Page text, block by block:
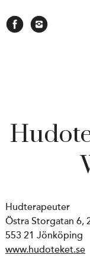
Hudterapeuter
Östra Storgatan 6,
553 21 Jönköping
www.hudoteket.se